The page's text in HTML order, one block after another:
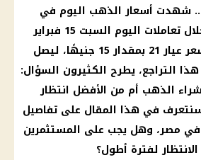
.. شهدت أسعار الذهب اليوم في
تراجعًا مفاجئًا خلال تعاملات اليوم السبت 15 فبراير
عيار 21
بمقدار 15 جنيهًا، ليصل
مع هذا التراجع، يطرح الكثيرون السؤال:
الذهب أم من الأفضل انتظار
سنتعرف في هذا المقال على تفاصيل
في مصر، وهل يجب على المستثمرين
لفترة أطول؟